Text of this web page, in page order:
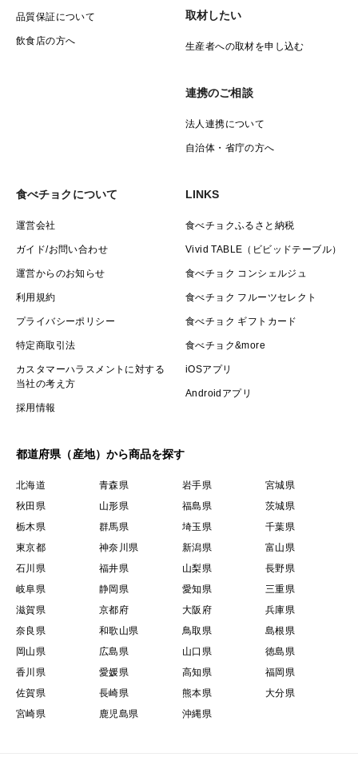
品質保証について
飲食店の方へ
取材したい
生産者への取材を申し込む
連携のご相談
法人連携について
自治体・省庁の方へ
食べチョクについて
運営会社
ガイド/お問い合わせ
運営からのお知らせ
利用規約
プライバシーポリシー
特定商取引法
カスタマーハラスメントに対する
当社の考え方
採用情報
LINKS
食べチョクふるさと納税
Vivid TABLE（ビビッドテーブル）
食べチョク コンシェルジュ
食べチョク フルーツセレクト
食べチョク ギフトカード
食べチョク&more
iOSアプリ
Androidアプリ
都道府県（産地）から商品を探す
北海道 青森県 岩手県
宮城県
秋田県
山形県 福島県
茨城県
栃木県
群馬県 埼玉県
千葉県
東京都
神奈川県 新潟県
富山県
石川県
福井県 山梨県
長野県
岐阜県
静岡県 愛知県
三重県
滋賀県
京都府 大阪府
兵庫県
奈良県
和歌山県 鳥取県
島根県
岡山県
広島県 山口県
徳島県
香川県
愛媛県 高知県
福岡県
佐賀県
長崎県 熊本県
大分県
宮崎県
鹿児島県 沖縄県